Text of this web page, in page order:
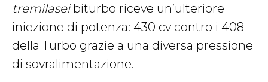
tremilaseibiturbo riceve un’ulteriore
iniezione di potenza: 430 cv contro i 408
della Turbo grazie a una diversa pressione
di sovralimentazione.